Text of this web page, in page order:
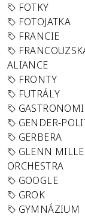
FOTKY
FOTOJATKA
FRANCIE
ALIANCE
FRONTY
FUTRÁLY
GENDER-
GERBERA
GLENN
ORCHESTRA
GOOGLE
GROK
GYMNÁZIUM